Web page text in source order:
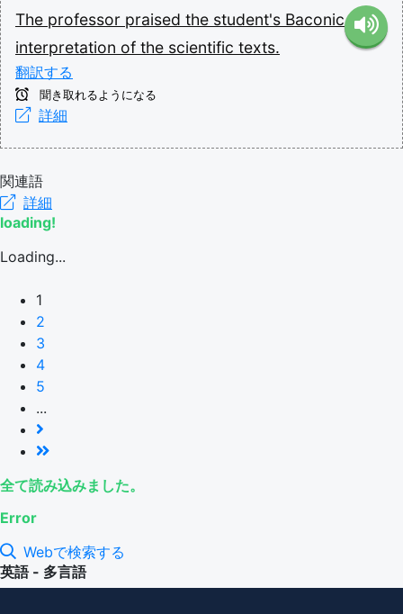
The professor praised the student's Baconic
interpretation of the scientific texts.
翻訳する
聞き取れるようになる
詳細
関連語
詳細
loading!
Loading...
1
2
3
4
5
...
全て読み込みました。
Error
Webで検索する
英語 - 多言語